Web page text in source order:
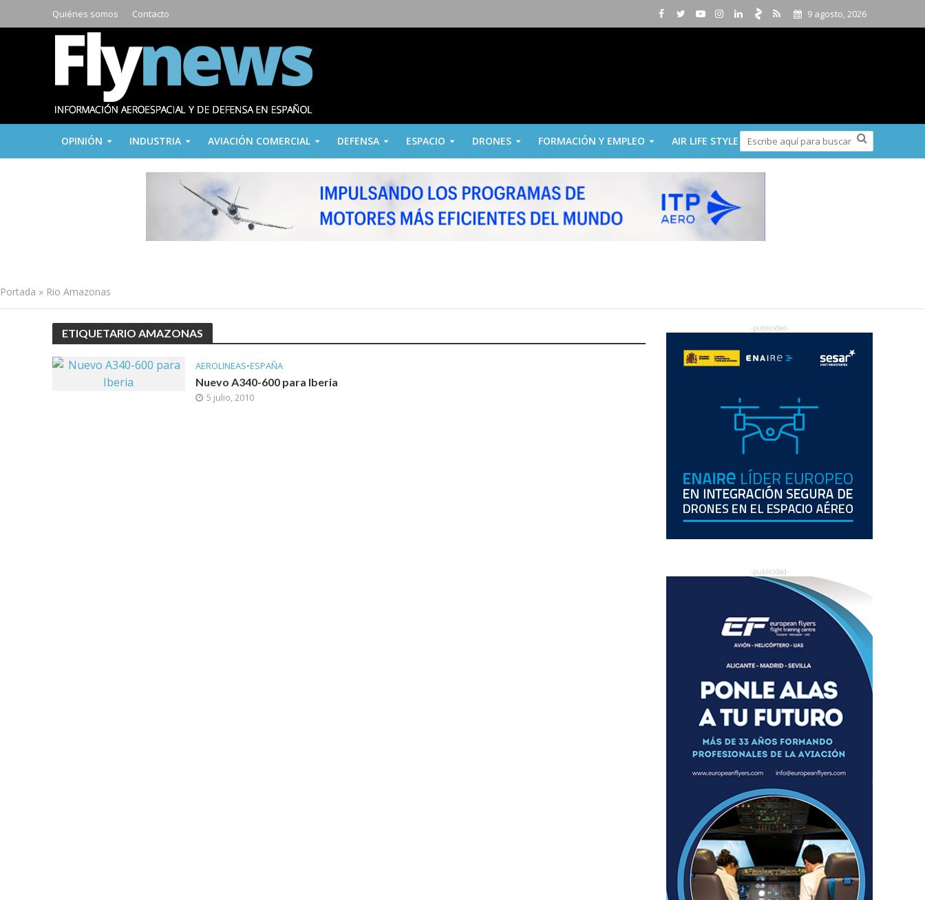
Quiénes somos Contacto 9 agosto, 2026
OPINIÓN INDUSTRIA AVIACIÓN COMERCIAL DEFENSA ESPACIO DRONES FORMACIÓN Y EMPLEO AIR LIFE STYLE
Portada » Rio Amazonas
ETIQUETARIO AMAZONAS
AEROLINEAS•ESPAÑA
Nuevo A340-600 para Iberia
5 julio, 2010